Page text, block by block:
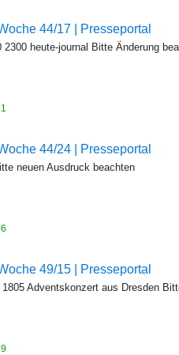
44/17 | Presseportal
heute-journal Bitte Änderung
44/24 | Presseportal
neuen Ausdruck beachten
49/15 | Presseportal
Adventskonzert aus Dresden